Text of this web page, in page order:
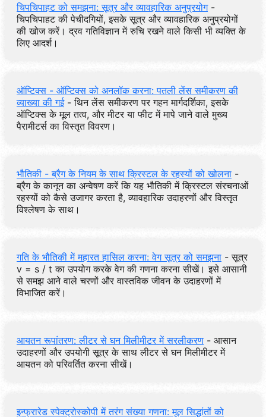
चिपचिपाहट को समझना: सूत्र और व्यावहारिक अनुप्रयोग-
चिपचिपाहट की पेचीदगियों, इसके सूत्र और व्यावहारिक अनुप्रयोगों
की खोज करें। द्रव गतिविज्ञान में रुचि रखने वाले किसी भी व्यक्ति के
लिए आदर्श।
ऑप्टिक्स - ऑप्टिक्स को अनलॉक करना: पतली लेंस समीकरण की
व्याख्या की गई- थिन लेंस समीकरण पर गहन मार्गदर्शिका, इसके
ऑप्टिक्स के मूल तत्व, और मीटर या फीट में मापे जाने वाले मुख्य
पैरामीटर्स का विस्तृत विवरण।
भौतिकी - ब्रैग के नियम के साथ क्रिस्टल के रहस्यों को खोलना -
ब्रैग के कानून का अन्वेषण करें कि यह भौतिकी में क्रिस्टल संरचनाओं
रहस्यों को कैसे उजागर करता है, व्यावहारिक उदाहरणों और विस्तृत
विश्लेषण के साथ।
गति के भौतिकी में महारत हासिल करना: वेग सूत्र को समझना - सूत्र
v = s / t का उपयोग करके वेग की गणना करना सीखें। इसे आसानी
से समझ आने वाले चरणों और वास्तविक जीवन के उदाहरणों में
विभाजित करें।
आयतन रूपांतरण: लीटर से घन मिलीमीटर में सरलीकरण - आसान
उदाहरणों और उपयोगी सूत्र के साथ लीटर से घन मिलीमीटर में
आयतन को परिवर्तित करना सीखें।
इन्फ्रारेड स्पेक्ट्रोस्कोपी में तरंग संख्या गणना: मूल सिद्धांतों को